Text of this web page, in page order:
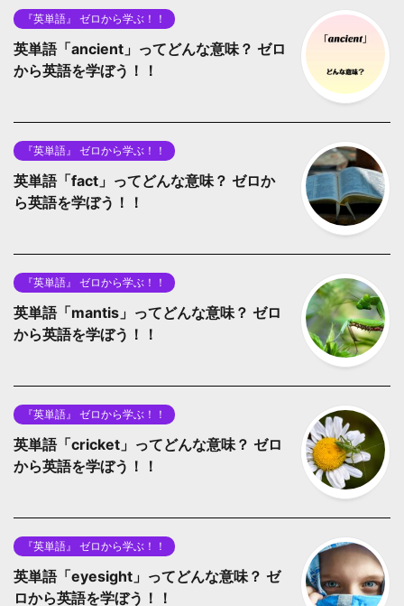
『英単語』 ゼロから学ぶ！！
英単語「ancient」ってどんな意味？ ゼロ
から英語を学ぼう！！
『英単語』 ゼロから学ぶ！！
英単語「fact」ってどんな意味？ ゼロか
ら英語を学ぼう！！
『英単語』 ゼロから学ぶ！！
英単語「mantis」ってどんな意味？ ゼロ
から英語を学ぼう！！
『英単語』 ゼロから学ぶ！！
英単語「cricket」ってどんな意味？ ゼロ
から英語を学ぼう！！
『英単語』 ゼロから学ぶ！！
英単語「eyesight」ってどんな意味？ ゼ
ロから英語を学ぼう！！